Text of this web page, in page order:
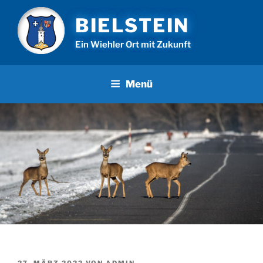
Inhalt
springen
BIELSTEIN
Ein Wiehler Ort mit Zukunft
Menü